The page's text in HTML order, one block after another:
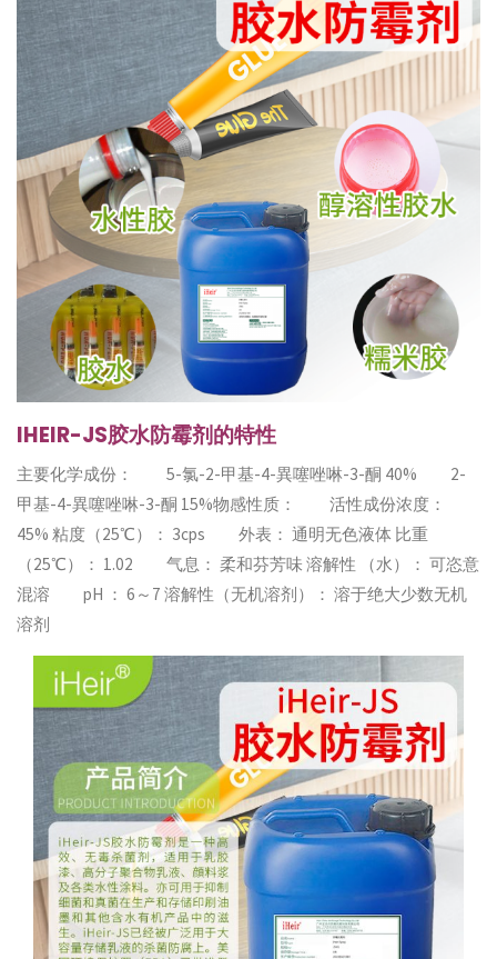
IHEIR-JS胶水防霉剂的特性
主要化学成份： 5-氯-2-甲基-4-異噻唑啉-3-酮 40% 2-
甲基-4-異噻唑啉-3-酮 15%物感性质： 活性成份浓度：
45% 粘度（25℃）： 3cps 外表： 通明无色液体 比重
（25℃）： 1.02 气息： 柔和芬芳味 溶解性 （水）： 可恣意
混溶 pH ： 6～7 溶解性（无机溶剂）： 溶于绝大少数无机
溶剂